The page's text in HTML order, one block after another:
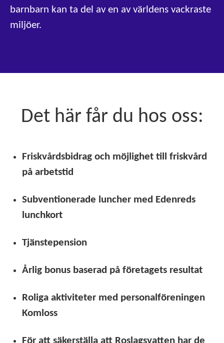
barnbarn kan ta del av en av världens vackraste
miljöer.
Det här får du hos oss:
Friskvårdsbidrag och möjlighet till friskvård
på arbetstid
Subventionerade luncher med Edenreds
lunchkort
Tjänstepension
Årlig bonus baserad på företagets resultat
Roliga aktiviteter med personalföreningen
Komloss
För att säkerställa att Roslagsvatten har de